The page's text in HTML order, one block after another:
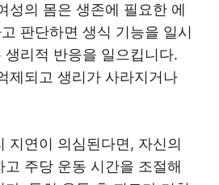
성의 몸은 생존에 필요한 에
판단하면 생식 기능을 일시
생리적 반응을 일으킵니다.
제되고 생리가 사라지거나
지연이 의심된다면, 자신의
주당 운동 시간을 조절해